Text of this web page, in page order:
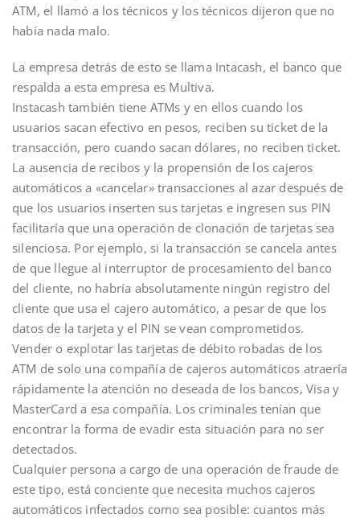
ATM, el llamó a los técnicos y los técnicos dijeron que no
había nada malo.
La empresa detrás de esto se llama Intacash, el banco que
respalda a esta empresa es Multiva.
Instacash también tiene ATMs y en ellos cuando los
usuarios sacan efectivo en pesos, reciben su ticket de la
transacción, pero cuando sacan dólares, no reciben ticket.
La ausencia de recibos y la propensión de los cajeros
automáticos a «cancelar» transacciones al azar después de
que los usuarios inserten sus tarjetas e ingresen sus PIN
facilitaría que una operación de clonación de tarjetas sea
silenciosa. Por ejemplo, si la transacción se cancela antes
de que llegue al interruptor de procesamiento del banco
del cliente, no habría absolutamente ningún registro del
cliente que usa el cajero automático, a pesar de que los
datos de la tarjeta y el PIN se vean comprometidos.
Vender o explotar las tarjetas de débito robadas de los
ATM de solo una compañía de cajeros automáticos atraería
rápidamente la atención no deseada de los bancos, Visa y
MasterCard a esa compañía. Los criminales tenían que
encontrar la forma de evadir esta situación para no ser
detectados.
Cualquier persona a cargo de una operación de fraude de
este tipo, está conciente que necesita muchos cajeros
automáticos infectados como sea posible: cuantos más